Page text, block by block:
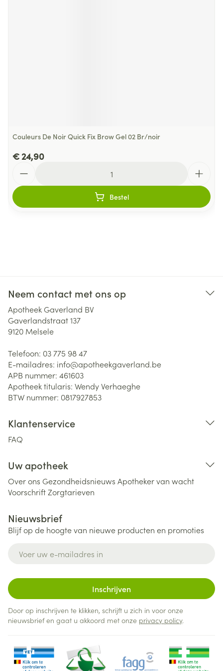
Couleurs De Noir Quick Fix Brow Gel 02 Br/noir
€ 24,90
Bestel
Neem contact met ons op
Apotheek Gaverland BV
Gaverlandstraat 137
9120 Melsele
Telefoon: 03 775 98 47
E-mailadres: info@apotheekgaverland.be
APB nummer: 461603
Apotheek titularis: Wendy Verhaeghe
BTW nummer: 0817927853
Klantenservice
FAQ
Uw apotheek
Over ons Gezondheidsnieuws Apotheker van wacht
VoorschriftZorgtarieven
Nieuwsbrief
Blijf op de hoogte van nieuwe producten en promoties
Inschrijven
Door op inschrijven te klikken, schrijft u zich in voor onze
nieuwsbrief en gaat u akkoord met onze privacy policy.